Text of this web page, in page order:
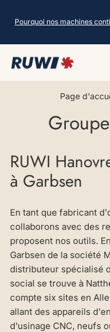
directement
Pourquoi nos machines
Page
RUWI
à Garbsen
En tant que fabricant
collaborons avec des
proposent nos outils.
Garbsen de la société
distributeur spécialisé
social se trouve à
compte six sites en
allant des appareils
d'usinage CNC, neufs